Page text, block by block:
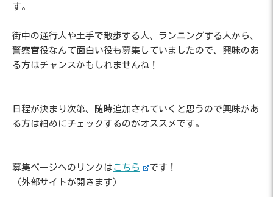
す。
街中の通行人や土手で散歩する人、ランニングする人から、
警察官役なんて面白い役も募集していましたので、興味のあ
る方はチャンスかもしれませんね！
日程が決まり次第、随時追加されていくと思うので興味があ
る方は細めにチェックするのがオススメです。
募集ページへのリンクは こちら
です！
（外部サイトが開きます）